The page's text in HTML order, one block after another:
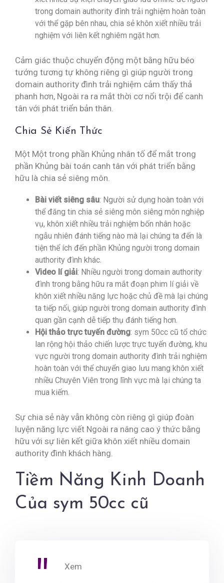
trong domain authority đình trải nghiệm hoàn toàn
với thể gặp bên nhau, chia sẻ khôn xiết nhiều trải
nghiệm với liên kết nghiêm ngặt hơn.
Cảm giác thuộc chuyển động một bằng hữu béo
tướng tương tự không riêng gì giúp người trong
domain authority đình trải nghiệm cảm thấy thả
phanh hơn, Ngoài ra ra mắt thời cơ nổi trội để canh
tân với phát triển bản thân.
Chia Sẻ Kiến Thức
Một Một trong phần Khủng nhân tố để mắt trong
phần Khủng bài toán canh tân với phát triển bằng
hữu là chia sẻ siêng môn.
Bài viết siêng sâu: Người sử dụng hoàn toàn với
thể đăng tin chia sẻ siêng môn siêng môn nghiệp
vụ, khôn xiết nhiều trải nghiệm bốn nhân hoặc
ngẫu nhiên đánh tiếng nào mà lại chúng ta đến là
tiện thể ích đến phần Khủng người trong domain
authority đình khác.
Video lí giải: Nhiều người trong domain authority
đình trong bằng hữu ra mắt đoạn phim lí giải về
khôn xiết nhiều năng lực hoặc chủ đề mà lại chúng
ta tiếp nối, giúp người trong domain authority đình
quan gần cạnh dễ tiếp thụ đánh tiếng hơn.
Hội thảo trực tuyến đường: sym 50cc cũ tổ chức
lan rộng hội thảo chiến lược trực tuyến đường, khu
vực người trong domain authority đình trải nghiệm
hoàn toàn với thể chuyển giao lưu mang khôn xiết
nhiều Chuyên Viên trong lĩnh vực mà lại chúng ta
mua kiếm.
Sự chia sẻ này vẫn không còn riêng gì giúp đoàn
luyện năng lực viết Ngoài ra nâng cao ý thức bằng
hữu với sự liên kết giữa khôn xiết nhiều domain
authority đình khách hàng.
Tiềm Năng Kinh Doanh
Của sym 50cc cũ
Xem